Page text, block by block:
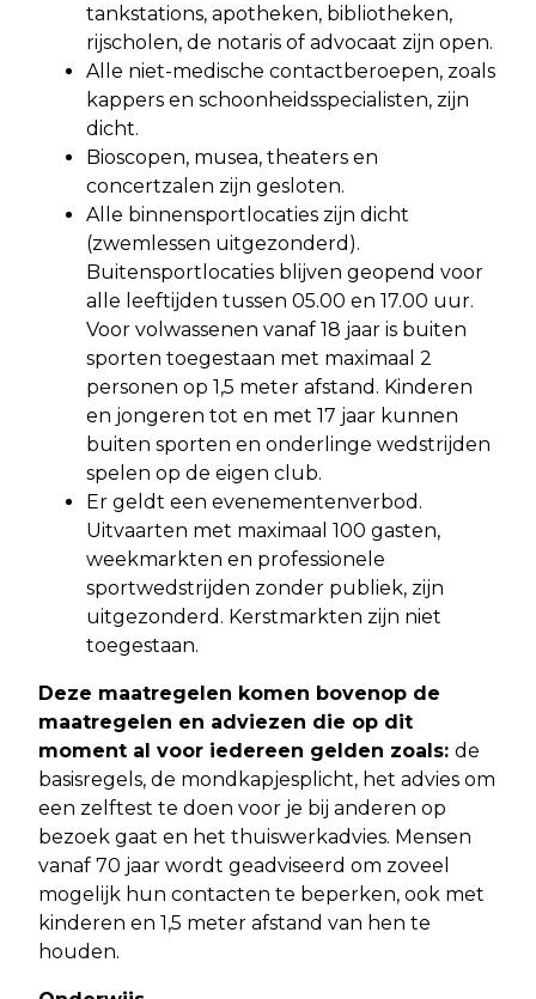
tankstations, apotheken, bibliotheken,
rijscholen, de notaris of advocaat zijn open.
Alle niet-medische contactberoepen, zoals
kappers en schoonheidsspecialisten, zijn
dicht.
Bioscopen, musea, theaters en
concertzalen zijn gesloten.
Alle binnensportlocaties zijn dicht
(zwemlessen uitgezonderd).
Buitensportlocaties blijven geopend voor
alle leeftijden tussen 05.00 en 17.00 uur.
Voor volwassenen vanaf 18 jaar is buiten
sporten toegestaan met maximaal 2
personen op 1,5 meter afstand. Kinderen
en jongeren tot en met 17 jaar kunnen
buiten sporten en onderlinge wedstrijden
spelen op de eigen club.
Er geldt een evenementenverbod.
Uitvaarten met maximaal 100 gasten,
weekmarkten en professionele
sportwedstrijden zonder publiek, zijn
uitgezonderd. Kerstmarkten zijn niet
toegestaan.
Deze maatregelen komen bovenop de
maatregelen en adviezen die op dit
moment al voor iedereen gelden zoals: de
basisregels, de mondkapjesplicht, het advies om
een zelftest te doen voor je bij anderen op
bezoek gaat en het thuiswerkadvies. Mensen
vanaf 70 jaar wordt geadviseerd om zoveel
mogelijk hun contacten te beperken, ook met
kinderen en 1,5 meter afstand van hen te
houden.